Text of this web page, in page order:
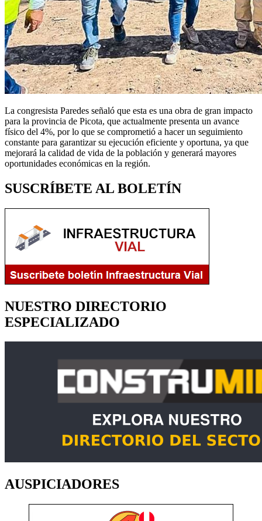
La congresista Paredes señaló que esta es una obra de gran impacto
para la provincia de Picota, que actualmente presenta un avance
físico del 4%, por lo que se comprometió a hacer un seguimiento
constante para garantizar su ejecución eficiente y oportuna, ya que
mejorará la calidad de vida de la población y generará mayores
oportunidades económicas en la región.
SUSCRÍBETE AL BOLETÍN
NUESTRO DIRECTORIO
ESPECIALIZADO
AUSPICIADORES